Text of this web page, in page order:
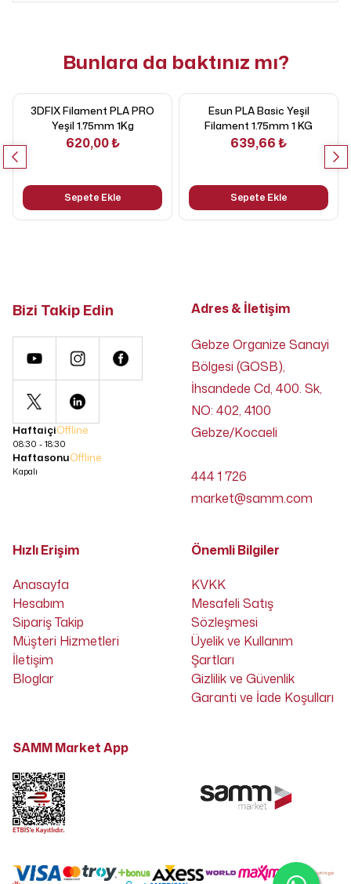
Bunlara da baktınız mı?
3DFIX Filament PLA PRO
Yeşil 1.75mm 1Kg
620,00 ₺
Sepete Ekle
Esun PLA Basic Yeşil
Filament 1.75mm 1 KG
639,66 ₺
Sepete Ekle
Bizi Takip Edin
HaftaiçiOffline
08:30 - 18:30
HaftasonuOffline
Kapalı
Adres & İletişim
Gebze Organize Sanayi
Bölgesi (GOSB),
İhsandede Cd, 400. Sk,
NO: 402, 4100
Gebze/Kocaeli
444 1 726
market@samm.com
Hızlı Erişim
Anasayfa
Hesabım
Sipariş Takip
Müşteri Hizmetleri
İletişim
Bloglar
Önemli Bilgiler
KVKK
Mesafeli Satış
Sözleşmesi
Üyelik ve Kullanım
Şartları
Gizlilik ve Güvenlik
Garanti ve İade Koşulları
SAMM Market App